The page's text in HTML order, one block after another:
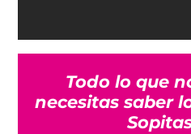
Todo lo que
necesitas saber